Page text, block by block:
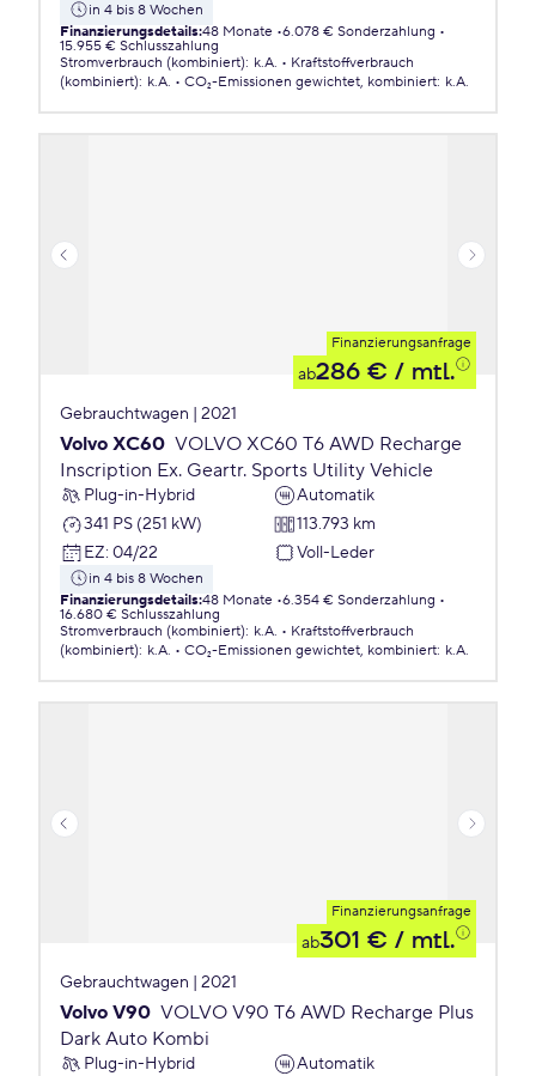
in 4 bis 8 Wochen
Finanzierungsdetails:48 Monate 6.078 € Sonderzahlung
15.955 € Schlusszahlung
Stromverbrauch (kombiniert): k.A.
Kraftstoffverbrauch
(kombiniert): k.A. CO₂-Emissionen gewichtet, kombiniert: k.A.
Finanzierungsanfrage
ab286 € / mtl.
Gebrauchtwagen | 2021
Volvo XC60 VOLVO XC60 T6 AWD Recharge
Inscription Ex. Geartr. Sports Utility Vehicle
Plug-in-Hybrid
Automatik
341 PS (251 kW)
113.793 km
EZ: 04/22 Voll-Leder
in 4 bis 8 Wochen
Finanzierungsdetails:48 Monate 6.354 € Sonderzahlung
16.680 € Schlusszahlung
Stromverbrauch (kombiniert): k.A.
Kraftstoffverbrauch
(kombiniert): k.A. CO₂-Emissionen gewichtet, kombiniert: k.A.
Finanzierungsanfrage
ab301 € / mtl.
Gebrauchtwagen | 2021
Volvo V90 VOLVO V90 T6 AWD Recharge Plus
Dark Auto Kombi
Plug-in-Hybrid
Automatik